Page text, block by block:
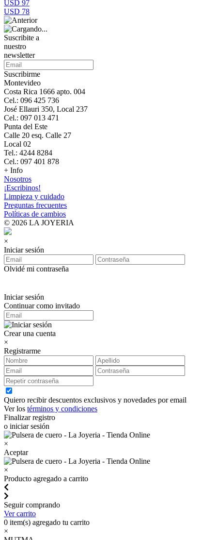
USD 97
USD 78
Suscribite a
nuestro
newsletter
Suscribirme
Montevideo
Costa Rica 1666 apto. 004
Cel.: 096 425 736
José Ellauri 350, Local 237
Cel.: 097 013 471
Punta del Este
Calle 20 esq. Calle 27
Local 02
Tel.: 4244 8284
Cel.: 097 401 878
+ Info
Nosotros
¡Escribinos!
Limpieza y cuidado
Preguntas frecuentes
Políticas de cambios
© 2026 LA JOYERIA
×
Iniciar sesión
Olvidé mi contraseña
Iniciar sesión
Continuar como invitado
Crear una cuenta
×
Registrarme
Quiero recibir descuentos exclusivos y novedades por email
Ver los términos y condiciones
Finalizar registro
o iniciar sesión
×
Aceptar
×
Producto agregado a carrito
Seguir comprando
Ver carrito
0 item(s) agregado tu carrito
×